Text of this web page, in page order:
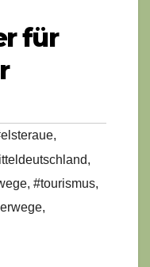
für
,
,
, #tourismus,
,